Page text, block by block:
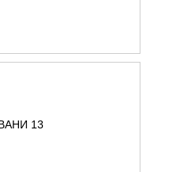
ЧХОРОЦКУ
13